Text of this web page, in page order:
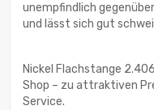
unempfindlich
und lässt sich gut
Nickel Flachstange
Shop – zu attraktiven
Service.